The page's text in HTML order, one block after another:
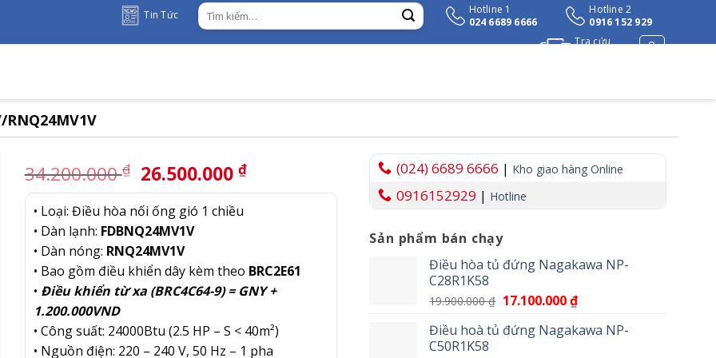
Tin Tức
Tìm
kiếm:
Hotline 1
024 6689 6666
Hotline 2
0916 152 929
Tra cứu
34.200.000₫ Giá
gốc
là:
34.200.000 ₫.
26.500.000₫
hiện
• Loại: Điều hòa nối ống gió 1 chiều
• Dàn lạnh: FDBNQ24MV1V
• Dàn nóng: RNQ24MV1V
• Bao gồm điều khiển dây kèm theo BRC2E61
• Điều khiển từ xa (BRC4C64-9) = GNY +
1.200.000VND
• Công suất: 24000Btu (2.5 HP – S < 40m²)
• Nguồn điện: 220 – 240 V, 50 Hz – 1 pha
(024) 6689 6666 | Kho giao hàng Online
0916152929 | Hotline
Sản phẩm bán chạy
Điều hòa tủ đứng Nagakawa NP-
C28R1K58
19.900.000₫ Giá
là:
17.100.000₫Giá
tại
Điều hoà tủ đứng Nagakawa NP-
C50R1K58